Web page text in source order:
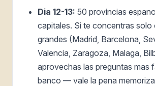
Dia 12-13: 50 provincias
capitales. Si te concentras solo
grandes (Madrid, Barcelona,
Valencia, Zaragoza, Malaga,
aprovechas las preguntas mas
banco — vale la pena